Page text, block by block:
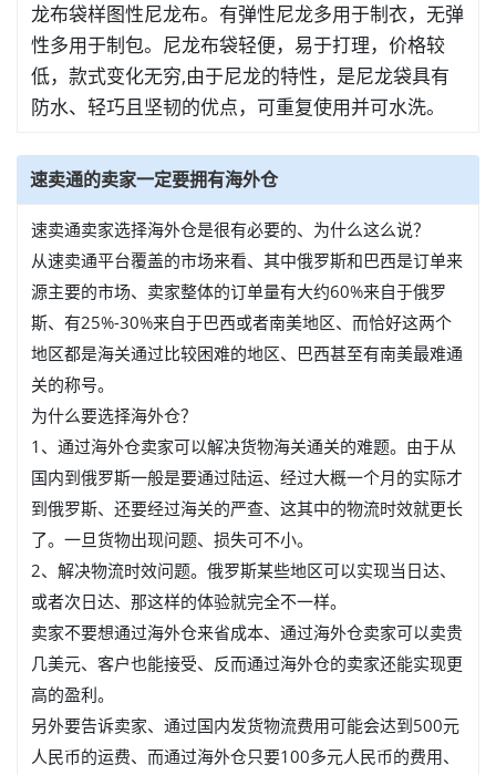
龙布袋样图性尼龙布。有弹性尼龙多用于制衣，无弹
性多用于制包。尼龙布袋轻便，易于打理，价格较
低，款式变化无穷,由于尼龙的特性，是尼龙袋具有
防水、轻巧且坚韧的优点，可重复使用并可水洗。
速卖通的卖家一定要拥有海外仓
速卖通卖家选择海外仓是很有必要的、为什么这么说？
从速卖通平台覆盖的市场来看、其中俄罗斯和巴西是订单来
源主要的市场、卖家整体的订单量有大约60%来自于俄罗
斯、有25%-30%来自于巴西或者南美地区、而恰好这两个
地区都是海关通过比较困难的地区、巴西甚至有南美最难通
关的称号。
为什么要选择海外仓？
1、通过海外仓卖家可以解决货物海关通关的难题。由于从
国内到俄罗斯一般是要通过陆运、经过大概一个月的实际才
到俄罗斯、还要经过海关的严查、这其中的物流时效就更长
了。一旦货物出现问题、损失可不小。
2、解决物流时效问题。俄罗斯某些地区可以实现当日达、
或者次日达、那这样的体验就完全不一样。
卖家不要想通过海外仓来省成本、通过海外仓卖家可以卖贵
几美元、客户也能接受、反而通过海外仓的卖家还能实现更
高的盈利。
另外要告诉卖家、通过国内发货物流费用可能会达到500元
人民币的运费、而通过海外仓只要100多元人民币的费用、